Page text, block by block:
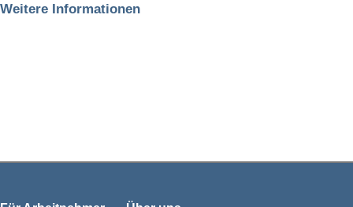
Weitere Informationen